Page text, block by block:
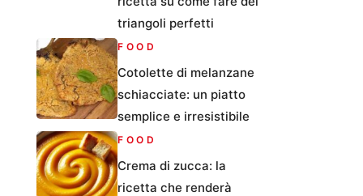
triangoli perfetti
FOOD
Cotolette di melanzane
schiacciate: un piatto
semplice e irresistibile
FOOD
Crema di zucca: la
ricetta che renderà